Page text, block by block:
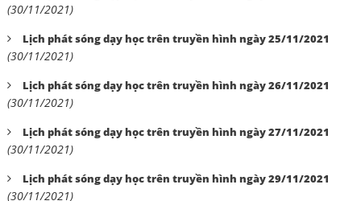
(30/11/2021)
Lịch phát sóng dạy học trên truyền hình ngày 25/11/2021
(30/11/2021)
Lịch phát sóng dạy học trên truyền hình ngày 26/11/2021
(30/11/2021)
Lịch phát sóng dạy học trên truyền hình ngày 27/11/2021
(30/11/2021)
Lịch phát sóng dạy học trên truyền hình ngày 29/11/2021
(30/11/2021)